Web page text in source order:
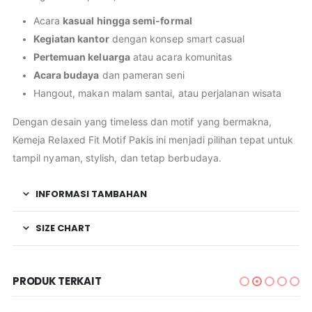
Acara kasual hingga semi-formal
Kegiatan kantordengan konsep smart casual
Pertemuan keluargaatau acara komunitas
Acara budaya dan pameran seni
Hangout, makan malam santai, atau perjalanan wisata
Dengan desain yang timeless dan motif yang bermakna,
Kemeja Relaxed Fit Motif Pakis ini menjadi pilihan tepat untuk
tampil nyaman, stylish, dan tetap berbudaya.
INFORMASI TAMBAHAN
SIZE CHART
PRODUK TERKAIT